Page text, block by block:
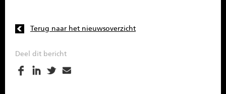
Terug naar het nieuwsoverzicht
Deel dit bericht